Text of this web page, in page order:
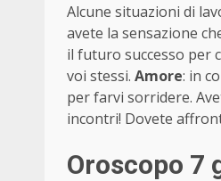
Alcune situazioni di
avete la sensazione
il futuro successo per
voi stessi. Amore: in
per farvi sorridere.
incontri! Dovete
Oroscopo 7